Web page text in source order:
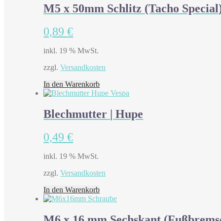
M5 x 50mm Schlitz (Tacho
0,89€
inkl. 19 % MwSt.
zzgl.Versandkosten
In den Warenkorb
Blechmutter | Hupe
0,49€
inkl. 19 % MwSt.
zzgl.Versandkosten
In den Warenkorb